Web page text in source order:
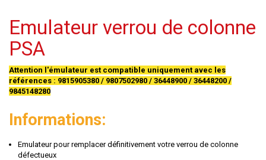
Emulateur verrou de colonne
PSA
Attention l'émulateur est compatible uniquement avec les
références : 9815905380 / 9807502980 / 36448900 / 36448200 /
9845148280
Informations:
Emulateur pour remplacer définitivement votre verrou de colonne
défectueux